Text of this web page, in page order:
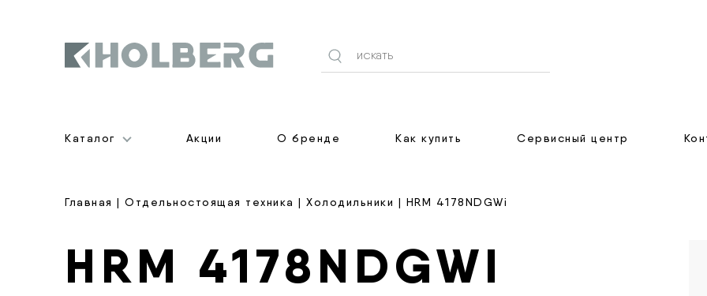
Каталог Акции О бренде Как купить Сервисный центр
Главная | Отдельностоящая техника | Холодильники | HRM 4178NDGWi
HRM 4178NDGWI